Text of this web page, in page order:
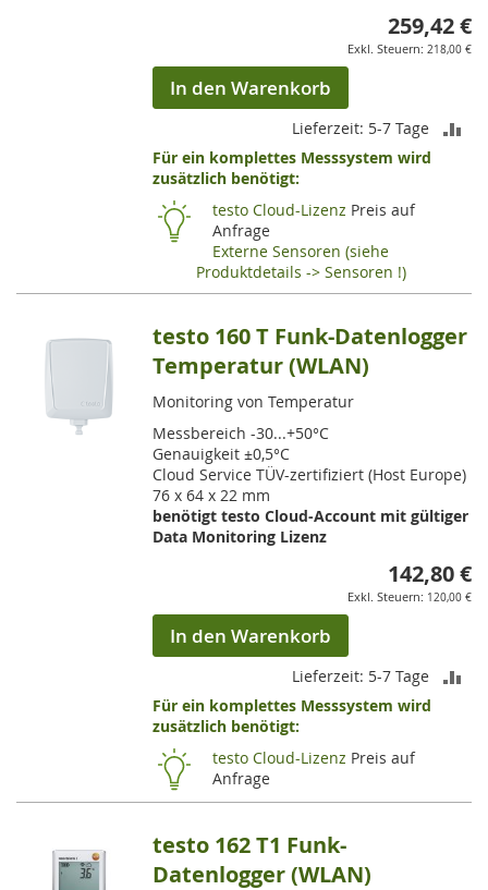
259,42 €
218,00 €
In den Warenkorb
Lieferzeit: 5-7 Tage
Für ein komplettes Messsystem wird
zusätzlich benötigt:
testo Cloud-Lizenz Preis auf
Anfrage
Externe Sensoren (siehe
Produktdetails -> Sensoren !)
testo 160 T Funk-Datenlogger
Temperatur (WLAN)
Monitoring von Temperatur
Messbereich -30...+50°C
Genauigkeit ±0,5°C
Cloud Service TÜV-zertifiziert (Host Europe)
76 x 64 x 22 mm
benötigt testo Cloud-Account mit gültiger
Data Monitoring Lizenz
142,80 €
120,00 €
In den Warenkorb
Lieferzeit: 5-7 Tage
Für ein komplettes Messsystem wird
zusätzlich benötigt:
testo Cloud-Lizenz Preis auf
Anfrage
testo 162 T1 Funk-
Datenlogger (WLAN)